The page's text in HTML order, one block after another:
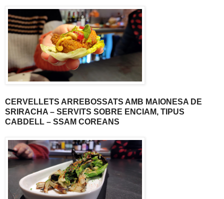
CERVELLETS ARREBOSSATS AMB MAIONESA DE
SRIRACHA – SERVITS SOBRE ENCIAM, TIPUS
CABDELL – SSAM COREANS